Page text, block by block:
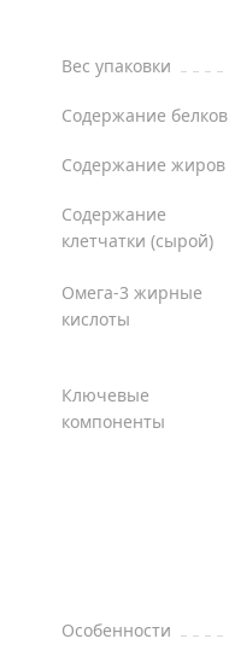
Вес упаковки
Содержание белков
Содержание жиров
Содержание
клетчатки (сырой)
Омега-3 жирные
кислоты
Ключевые
компоненты
Особенности